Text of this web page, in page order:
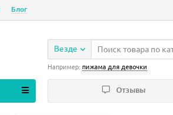
Блог
Везде
Например: пижама для девочки
Отзывы